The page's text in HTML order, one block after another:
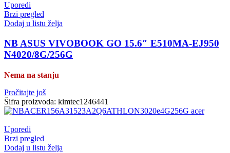
Uporedi
Brzi pregled
Dodaj u listu želja
NB ASUS VIVOBOOK GO 15.6″ E510MA-EJ950
N4020/8G/256G
Nema na stanju
Pročitajte još
Šifra proizvoda: kimtec1246441
Uporedi
Brzi pregled
Dodaj u listu želja